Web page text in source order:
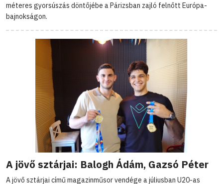
méteres gyorsúszás döntőjébe a Párizsban zajló felnőtt Európa-
bajnokságon.
A jövő sztárjai: Balogh Ádám, Gazsó Péter
A jövő sztárjai című magazinműsor vendége a júliusban U20-as